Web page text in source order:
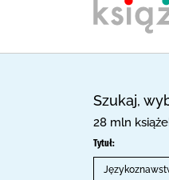
Szukaj,
28 mln
Tytuł: